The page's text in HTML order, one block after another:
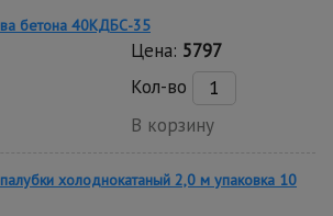
бетона 40КДБС-35
Цена: 5797
Кол-во
В корзину
холоднокатаный 2,0 м упаковка 10